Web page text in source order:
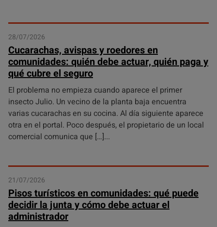
28/07/2026
Cucarachas, avispas y roedores en
comunidades: quién debe actuar, quién paga y
qué cubre el seguro
El problema no empieza cuando aparece el primer
insecto Julio. Un vecino de la planta baja encuentra
varias cucarachas en su cocina. Al día siguiente aparece
otra en el portal. Poco después, el propietario de un local
comercial comunica que […]
21/07/2026
Pisos turísticos en comunidades: qué puede
decidir la junta y cómo debe actuar el
administrador